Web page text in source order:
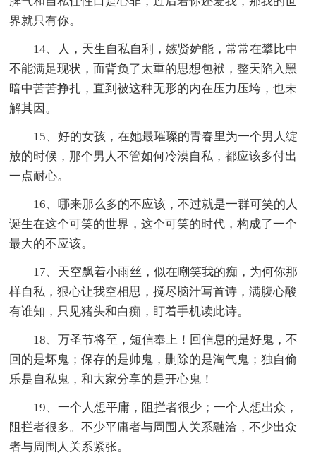
界就只有你。
14、人，天生自私自利，嫉贤妒能，常常在攀比中
不能满足现状，而背负了太重的思想包袱，整天陷入黑
暗中苦苦挣扎，直到被这种无形的内在压力压垮，也未
解其因。
15、好的女孩，在她最璀璨的青春里为一个男人绽
放的时候，那个男人不管如何冷漠自私，都应该多付出
一点耐心。
16、哪来那么多的不应该，不过就是一群可笑的人
诞生在这个可笑的世界，这个可笑的时代，构成了一个
最大的不应该。
17、天空飘着小雨丝，似在嘲笑我的痴，为何你那
样自私，狠心让我空相思，搅尽脑汁写首诗，满腹心酸
有谁知，只见猪头和白痴，盯着手机读此诗。
18、万圣节将至，短信奉上！回信息的是好鬼，不
回的是坏鬼；保存的是帅鬼，删除的是淘气鬼；独自偷
乐是自私鬼，和大家分享的是开心鬼！
19、一个人想平庸，阻拦者很少；一个人想出众，
阻拦者很多。不少平庸者与周围人关系融洽，不少出众
者与周围人关系紧张。